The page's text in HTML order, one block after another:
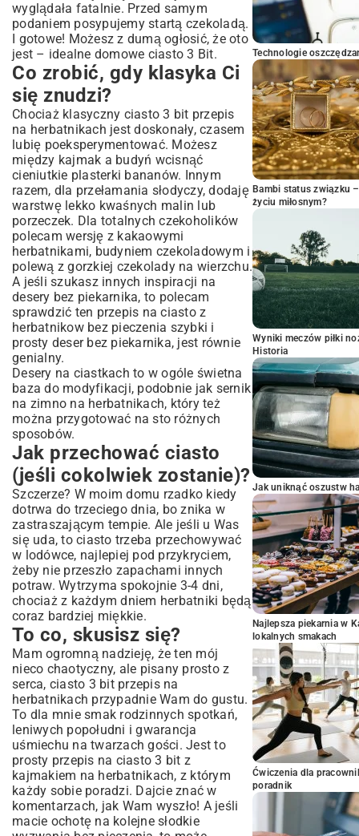
wyglądała fatalnie. Przed samym
podaniem posypujemy startą czekoladą.
I gotowe! Możesz z dumą ogłosić, że oto
jest – idealne domowe ciasto 3 Bit.
Co zrobić, gdy klasyka Ci
się znudzi?
Chociaż klasyczny ciasto 3 bit przepis
na herbatnikach jest doskonały, czasem
lubię poeksperymentować. Możesz
między kajmak a budyń wcisnąć
cieniutkie plasterki bananów. Innym
razem, dla przełamania słodyczy, dodaję
warstwę lekko kwaśnych malin lub
porzeczek. Dla totalnych czekoholików
polecam wersję z kakaowymi
herbatnikami, budyniem czekoladowym i
polewą z gorzkiej czekolady na wierzchu.
A jeśli szukasz innych inspiracji na
desery bez piekarnika, to polecam
sprawdzić ten przepis na ciasto z
herbatnikow bez pieczenia szybki i
prosty deser bez piekarnika, jest równie
genialny.
Desery na ciastkach to w ogóle świetna
baza do modyfikacji, podobnie jak sernik
na zimno na herbatnikach, który też
można przygotować na sto różnych
sposobów.
Jak przechować ciasto
(jeśli cokolwiek zostanie)?
Szczerze? W moim domu rzadko kiedy
dotrwa do trzeciego dnia, bo znika w
zastraszającym tempie. Ale jeśli u Was
się uda, to ciasto trzeba przechowywać
w lodówce, najlepiej pod przykryciem,
żeby nie przeszło zapachami innych
potraw. Wytrzyma spokojnie 3-4 dni,
chociaż z każdym dniem herbatniki będą
coraz bardziej miękkie.
To co, skusisz się?
Mam ogromną nadzieję, że ten mój
nieco chaotyczny, ale pisany prosto z
serca, ciasto 3 bit przepis na
herbatnikach przypadnie Wam do gustu.
To dla mnie smak rodzinnych spotkań,
leniwych popołudni i gwarancja
uśmiechu na twarzach gości. Jest to
prosty przepis na ciasto 3 bit z
kajmakiem na herbatnikach, z którym
każdy sobie poradzi. Dajcie znać w
komentarzach, jak Wam wyszło! A jeśli
macie ochotę na kolejne słodkie
Technologie
Bambi status związku
życiu miłosnym?
Wyniki meczów piłki
Historia
Jak uniknąć oszustw
Najlepsza piekarnia w
lokalnych smakach
Ćwiczenia dla
poradnik